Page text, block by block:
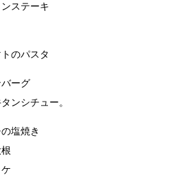
ステーキ
のパスタ
ーグ
ンシチュー。
塩焼き